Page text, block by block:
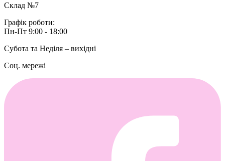
Склад №7
Графік роботи:
Пн-Пт 9:00 - 18:00
Субота та Неділя – вихідні
Соц. мережі